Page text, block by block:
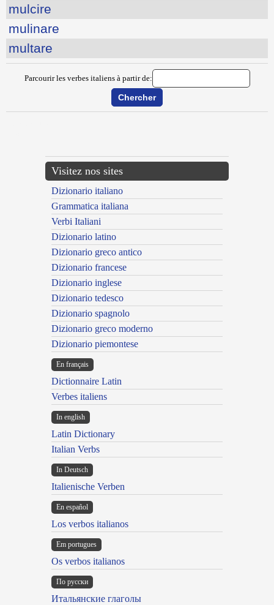
mulcire
mulinare
multare
Parcourir les verbes italiens à partir de:
Visitez nos sites
Dizionario italiano
Grammatica italiana
Verbi Italiani
Dizionario latino
Dizionario greco antico
Dizionario francese
Dizionario inglese
Dizionario tedesco
Dizionario spagnolo
Dizionario greco moderno
Dizionario piemontese
En français
Dictionnaire Latin
Verbes italiens
In english
Latin Dictionary
Italian Verbs
In Deutsch
Italienische Verben
En español
Los verbos italianos
Em portugues
Os verbos italianos
По русски
Итальянские глаголы